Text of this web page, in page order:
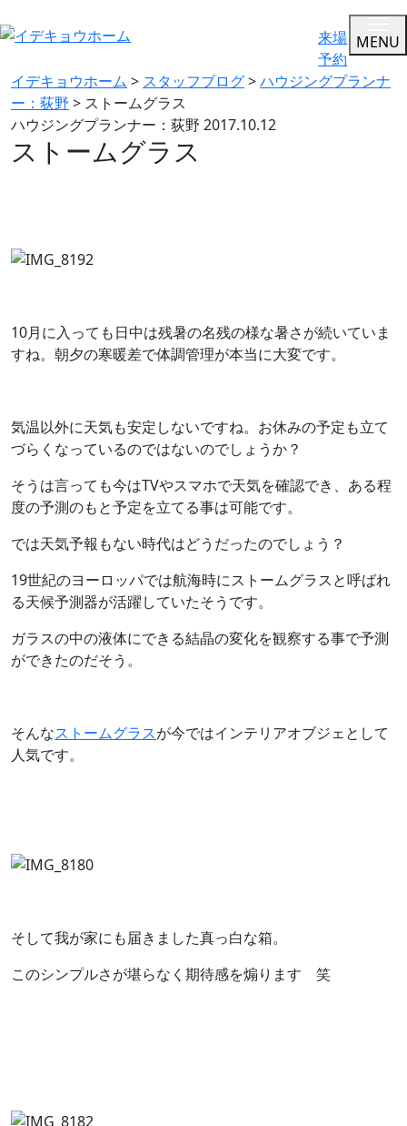
来場
予約
MENU
イデキョウホーム > スタッフブログ>ハウジングプランナ
ー：荻野 > ストームグラス
ハウジングプランナー：荻野 2017.10.12
ストームグラス
10月に入っても日中は残暑の名残の様な暑さが続いていま
すね。朝夕の寒暖差で体調管理が本当に大変です。
気温以外に天気も安定しないですね。お休みの予定も立て
づらくなっているのではないのでしょうか？
そうは言っても今はTVやスマホで天気を確認でき、ある程
度の予測のもと予定を立てる事は可能です。
では天気予報もない時代はどうだったのでしょう？
19世紀のヨーロッパでは航海時にストームグラスと呼ばれ
る天候予測器が活躍していたそうです。
ガラスの中の液体にできる結晶の変化を観察する事で予測
ができたのだそう。
そんなストームグラスが今ではインテリアオブジェとして
人気です。
そして我が家にも届きました真っ白な箱。
このシンプルさが堪らなく期待感を煽ります 笑